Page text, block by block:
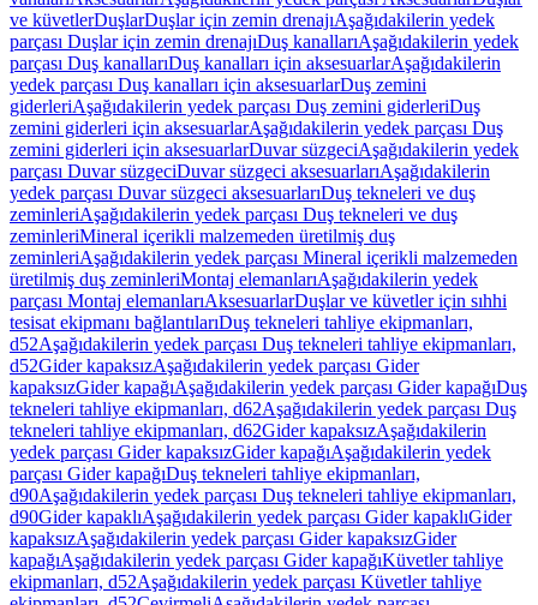
ve küvetlerDuşlarDuşlar için zemin drenajıAşağıdakilerin yedek
parçası Duşlar için zemin drenajıDuş kanallarıAşağıdakilerin yedek
parçası Duş kanallarıDuş kanalları için aksesuarlarAşağıdakilerin
yedek parçası Duş kanalları için aksesuarlarDuş zemini
giderleriAşağıdakilerin yedek parçası Duş zemini giderleriDuş
zemini giderleri için aksesuarlarAşağıdakilerin yedek parçası Duş
zemini giderleri için aksesuarlarDuvar süzgeciAşağıdakilerin yedek
parçası Duvar süzgeciDuvar süzgeci aksesuarlarıAşağıdakilerin
yedek parçası Duvar süzgeci aksesuarlarıDuş tekneleri ve duş
zeminleriAşağıdakilerin yedek parçası Duş tekneleri ve duş
zeminleriMineral içerikli malzemeden üretilmiş duş
zeminleriAşağıdakilerin yedek parçası Mineral içerikli malzemeden
üretilmiş duş zeminleriMontaj elemanlarıAşağıdakilerin yedek
parçası Montaj elemanlarıAksesuarlarDuşlar ve küvetler için sıhhi
tesisat ekipmanı bağlantılarıDuş tekneleri tahliye ekipmanları,
d52Aşağıdakilerin yedek parçası Duş tekneleri tahliye ekipmanları,
d52Gider kapaksızAşağıdakilerin yedek parçası Gider
kapaksızGider kapağıAşağıdakilerin yedek parçası Gider kapağıDuş
tekneleri tahliye ekipmanları, d62Aşağıdakilerin yedek parçası Duş
tekneleri tahliye ekipmanları, d62Gider kapaksızAşağıdakilerin
yedek parçası Gider kapaksızGider kapağıAşağıdakilerin yedek
parçası Gider kapağıDuş tekneleri tahliye ekipmanları,
d90Aşağıdakilerin yedek parçası Duş tekneleri tahliye ekipmanları,
d90Gider kapaklıAşağıdakilerin yedek parçası Gider kapaklıGider
kapaksızAşağıdakilerin yedek parçası Gider kapaksızGider
kapağıAşağıdakilerin yedek parçası Gider kapağıKüvetler tahliye
ekipmanları, d52Aşağıdakilerin yedek parçası Küvetler tahliye